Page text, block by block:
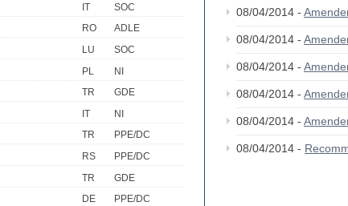
IT
SOC
RO
ADLE
LU
SOC
PL
NI
TR
GDE
IT
NI
TR
PPE/DC
RS
PPE/DC
TR
GDE
DE
PPE/DC
08/04/2014 -
08/04/2014 -
08/04/2014 -
08/04/2014 -
08/04/2014 -
08/04/2014 -